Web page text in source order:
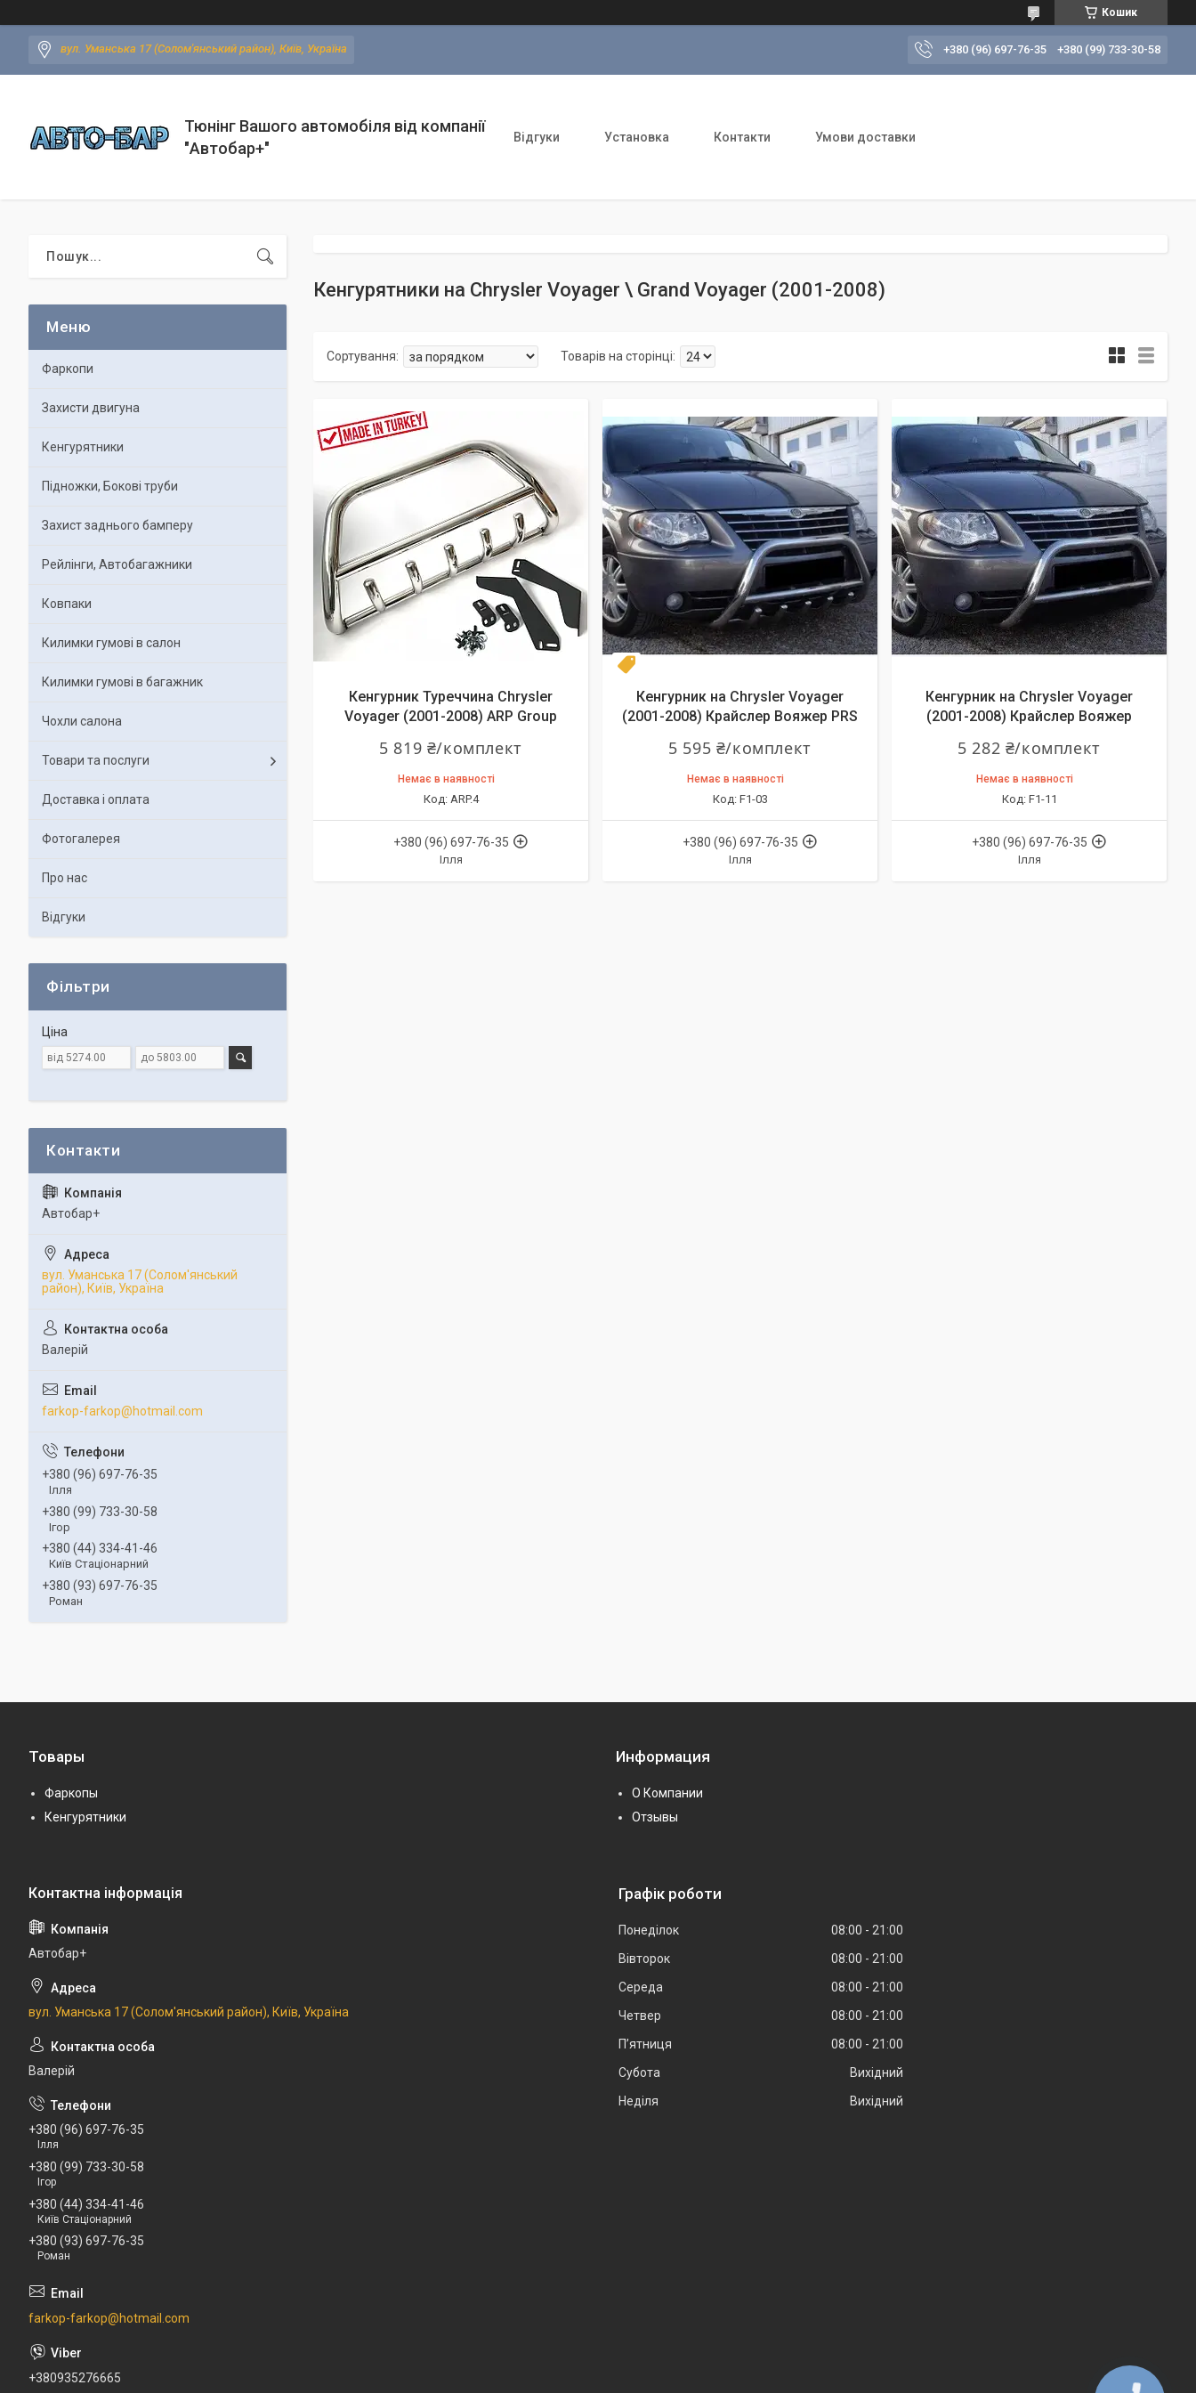
Кошик
вул. Уманська 17 (Солом'янський район), Київ, Україна +380 (96) 697-76-35 +380 (99) 733-30-58
Тюнінг Вашого автомобіля від компанії
"Автобар+"
Відгуки Установка Контакти Умови доставки
Кенгурятники на Chrysler Voyager \ Grand Voyager (2001-2008)
Кенгурник Туреччина Chrysler
Voyager (2001-2008) ARP Group
5 819 ₴/комплект
Немає в наявності
ARP.4
+380 (96) 697-76-35
Ілля
Кенгурник на Chrysler Voyager
(2001-2008) Крайслер Вояжер PRS
5 595 ₴/комплект
Немає в наявності
F1-03
+380 (96) 697-76-35
Ілля
Кенгурник на Chrysler Voyager
(2001-2008) Крайслер Вояжер
5 282 ₴/комплект
Немає в наявності
F1-11
+380 (96) 697-76-35
Ілля
Фаркопи
Захисти двигуна
Кенгурятники
Підножки, Бокові труби
Захист заднього бамперу
Рейлінги, Автобагажники
Ковпаки
Килимки гумові в салон
Килимки гумові в багажник
Чохли салона
Товари та послуги
Доставка і оплата
Фотогалерея
Про нас
Відгуки
Фільтри
Ціна
Автобар+
вул. Уманська 17 (Солом'янський
район), Київ, Україна
Валерій
farkop-farkop@hotmail.com
+380 (96) 697-76-35
Ілля
+380 (99) 733-30-58
Ігор
+380 (44) 334-41-46
Київ Стаціонарний
+380 (93) 697-76-35
Роман
Товары
Фаркопы
Кенгурятники
Информация
О Компании
Отзывы
Автобар+
вул. Уманська 17 (Солом'янський район), Київ, Україна
Валерій
+380 (96) 697-76-35
Ілля
+380 (99) 733-30-58
Ігор
+380 (44) 334-41-46
Київ Стаціонарний
+380 (93) 697-76-35
Роман
farkop-farkop@hotmail.com
+380935276665
Графік роботи
Понеділок 08:00
21:00
Вівторок
08:00
21:00
Середа
08:00
21:00
Четвер
08:00
21:00
Пʼятниця
08:00
21:00
Субота
Вихідний
Неділя
Вихідний